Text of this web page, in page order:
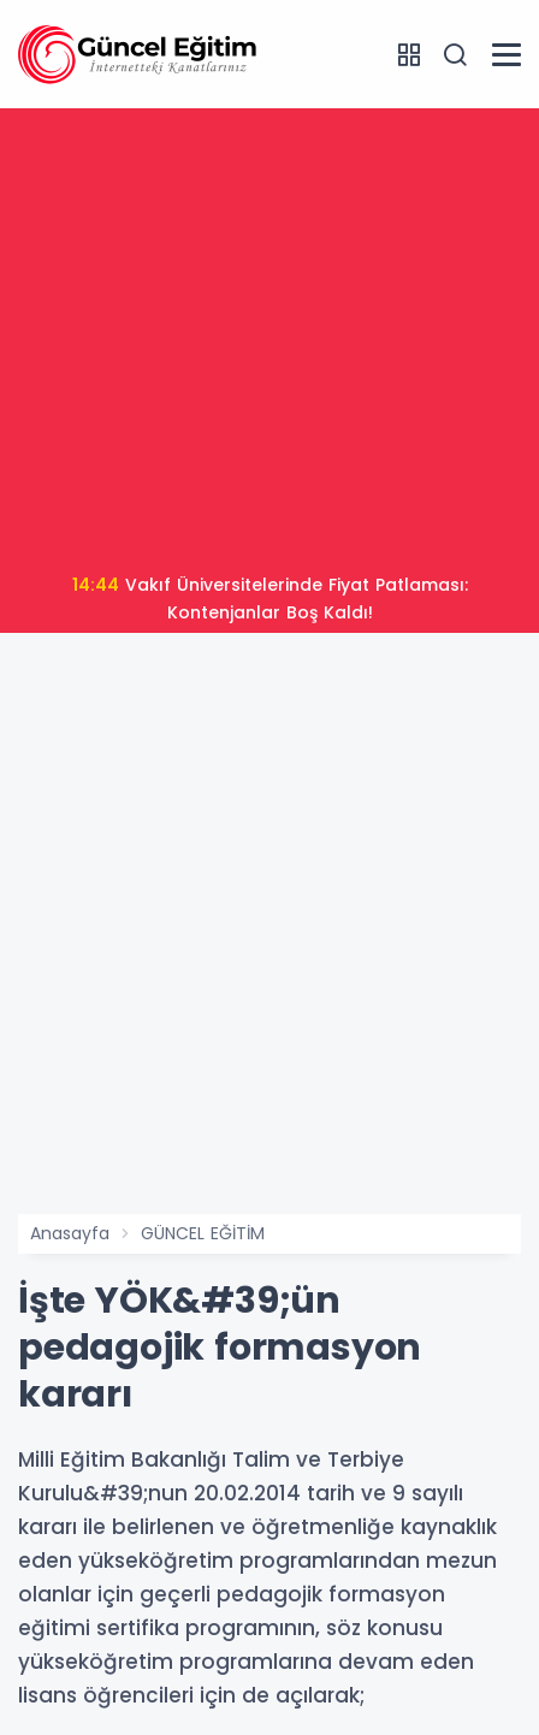
14:44
Kontenjanlar Boş Kaldı!
Anasayfa GÜNCEL EĞİTİM
İşte YÖK&#39;ün
pedagojik formasyon
kararı
Milli Eğitim Bakanlığı Talim ve Terbiye
Kurulu&#39;nun 20.02.2014 tarih ve 9 sayılı
kararı ile belirlenen ve öğretmenliğe kaynaklık
eden yükseköğretim programlarından mezun
olanlar için geçerli pedagojik formasyon
eğitimi sertifika programının, söz konusu
yükseköğretim programlarına devam eden
lisans öğrencileri için de açılarak;